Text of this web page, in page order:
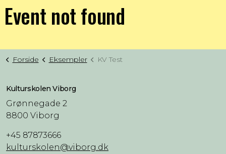
Event not found
Forside Eksempler KV Test
Kulturskolen Viborg
Grønnegade 2
8800 Viborg
+45 87873666
kulturskolen@viborg.dk